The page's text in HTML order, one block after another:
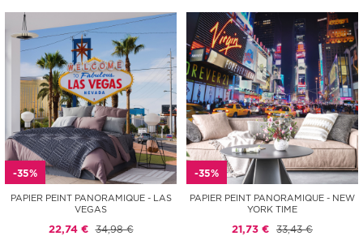
-35%
PAPIER PEINT PANORAMIQUE - LAS
VEGAS
22,74 € 34,98 €
-35%
PAPIER PEINT PANORAMIQUE - NEW
YORK TIME
21,73 € 33,43 €